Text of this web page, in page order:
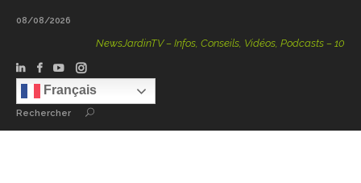
08/08/2026
NewsJardinTV – Infos, Conseils, Vidéos, Podcasts – 100 %
Français
Rechercher